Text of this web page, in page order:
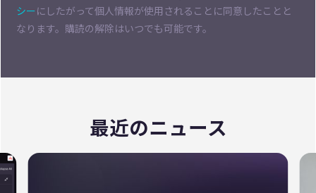
シー にしたがって個人情報が使用されることに同意したことと
なります。購読の解除はいつでも可能です。
最近のニュース